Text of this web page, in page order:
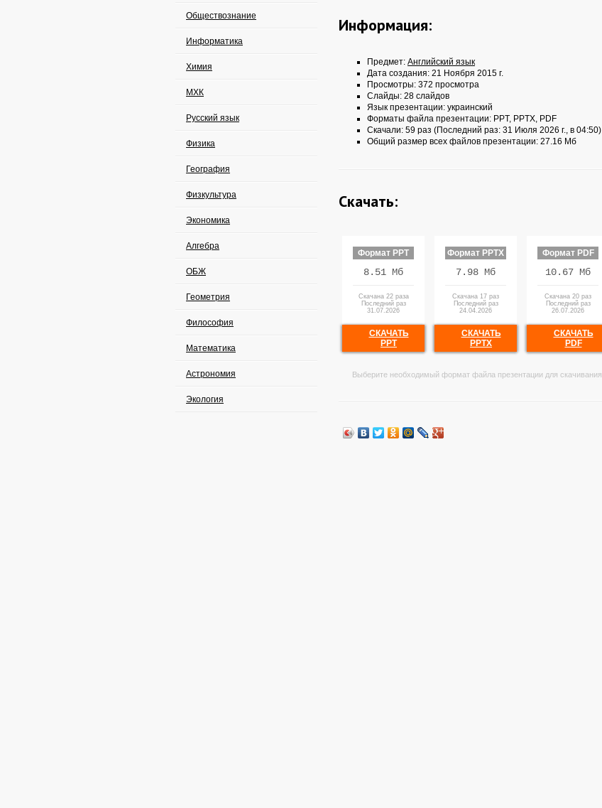
Обществознание
Информатика
Химия
МХК
Русский язык
Физика
География
Физкультура
Экономика
Алгебра
ОБЖ
Геометрия
Философия
Математика
Астрономия
Экология
Информация:
Предмет: Английский язык
Дата создания: 21 Ноября 2015 г.
Просмотры: 372 просмотра
Слайды: 28 слайдов
Язык презентации: украинский
Форматы файла презентации: PPT, PPTX, PDF
Скачали: 59 раз (Последний раз: 31 Июля 2026 г., в 04:50)
Общий размер всех файлов презентации: 27.16 Мб
Скачать:
Формат PPT
8.51 Мб
Скачана 22 раза
Последний раз
31.07.2026
СКАЧАТЬ
PPT
Формат PPTX
7.98 Мб
Скачана 17 раз
Последний раз
24.04.2026
СКАЧАТЬ
PPTX
Формат PDF
10.67 Мб
Скачана 20 раз
Последний раз
26.07.2026
СКАЧАТЬ
PDF
Выберите необходимый формат файла презентации для скачивания